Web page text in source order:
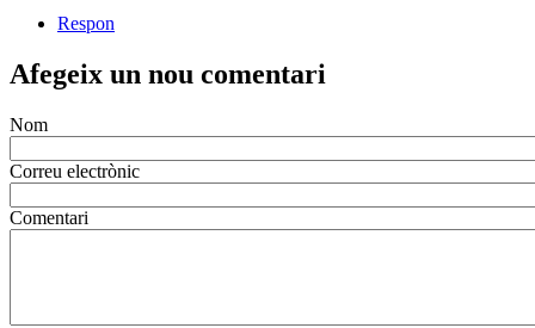
Respon
Afegeix un nou comentari
Nom
Correu electrònic
Comentari